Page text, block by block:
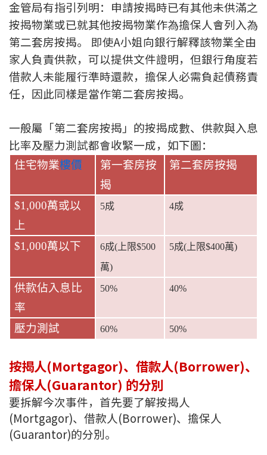
火險、家居、寵物保險
保險資訊專欄
聯絡我們
聯絡方法
網上申請按揭轉介
條款及細則
简
本網頁所提供資料僅作參考用途。
若因錯漏而引致任何不便或損失，中原按揭概不負責。
本網站採用無障礙網頁設計，如有任何問題，可查詢：
2889 2886 / cmb@mail.centanet.com
中原地產
© 2026 中原按揭經紀有限公司 Centaline Mortgage Broker Limited 版權所有
條款及細則
| 私隱政策聲明
金管局有指引列明：申請按揭時已有其他未供滿之
按揭物業或已就其他按揭物業作為擔保人會列入為
第二套房按揭。 即使A小姐向銀行解釋該物業全由
家人負責供款，可以提供文件證明，但銀行角度若
借款人未能履行準時還款，擔保人必需負起債務責
任，因此同樣是當作第二套房按揭。
一般屬「第二套房按揭」的按揭成數、供款與入息
比率及壓力測試都會收緊一成，如下圖：
住宅物業樓價
第一套房按
揭
第二套房按揭
$1,000萬或以
上
5成 4成
$1,000萬以下 6成( 上限$500
萬)
5成( 上限$400萬)
供款佔入息比
率
50% 40%
壓力測試 60% 50%
按揭人(Mortgagor)、借款人(Borrower)、
擔保人(Guarantor) 的分別
要拆解今次事件，首先要了解按揭人
(Mortgagor)、借款人(Borrower)、擔保人
(Guarantor)的分別。